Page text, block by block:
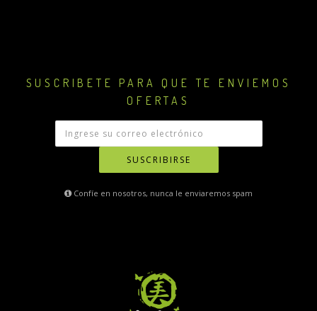
SUSCRIBETE PARA QUE TE ENVIEMOS
OFERTAS
SUSCRIBIRSE
Confíe en nosotros, nunca le enviaremos spam